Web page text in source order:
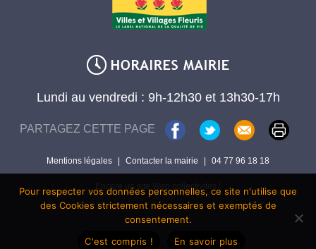
Lundi au vendredi : 9h-12h30 et 13h30-17h
PARTAGEZ CETTE PAGE
Mentions légales | Contacter la mairie | 04 77 96 18 18
Encore un site Web collectivités !
Pour respecter vos données personnelles, ce site n'utilise que
des Cookies strictement nécessaires et exemptés de
consentement.
C'est compris !
En savoir plus